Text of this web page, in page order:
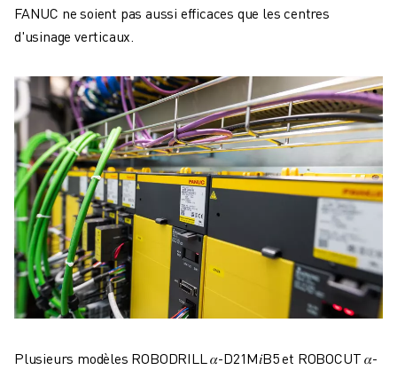
FANUC ne soient pas aussi efficaces que les centres
d'usinage verticaux.
Plusieurs modèles ROBODRILL 𝛼-D21M𝑖B5 et ROBOCUT 𝛼-